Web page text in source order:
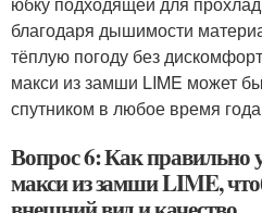
благодаря дышимости
тёплую погоду без
макси из замши LIME может
спутником в любое время
Вопрос 6: Как правильно
макси из замши LIME,